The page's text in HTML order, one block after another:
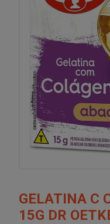
GELATINA C
15G DR